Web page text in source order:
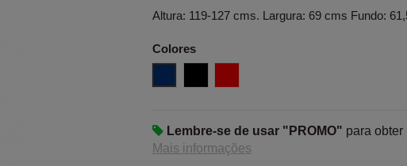
Altura: 119-127 cms. Largura: 69 cms Fundo:
Colores
Lembre-se de usar "PROMO" para obter
Mais informações